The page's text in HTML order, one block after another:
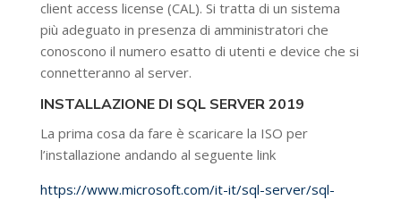
client access license (CAL). Si tratta di un sistema
più adeguato in presenza di amministratori che
conoscono il numero esatto di utenti e device che si
connetteranno al server.
INSTALLAZIONE DI SQL SERVER 2019
La prima cosa da fare è scaricare la ISO per
l’installazione andando al seguente link
https://www.microsoft.com/it-it/sql-server/sql-